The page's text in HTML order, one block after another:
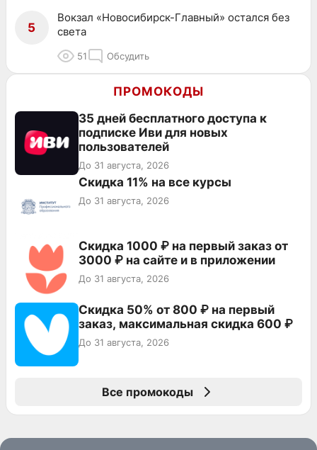
5
Вокзал «Новосибирск-Главный» остался без
света
51 Обсудить
ПРОМОКОДЫ
35 дней бесплатного доступа к
подписке Иви для новых
пользователей
До 31 августа, 2026
Скидка 11% на все курсы
До 31 августа, 2026
Скидка 1000 ₽ на первый заказ от
3000 ₽ на сайте и в приложении
До 31 августа, 2026
Скидка 50% от 800 ₽ на первый
заказ, максимальная скидка 600 ₽
До 31 августа, 2026
Все промокоды